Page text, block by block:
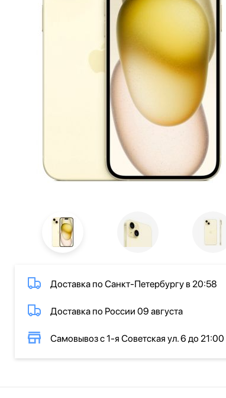
Доставка по Санкт-Петербургу в 20:58
Доставка по России 09 августа
Самовывоз с 1-я Советская ул. 6 до 21:00